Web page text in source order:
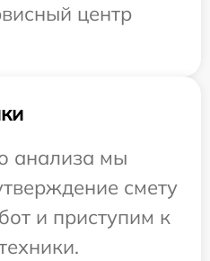
центр
анализа мы
смету
и приступим к